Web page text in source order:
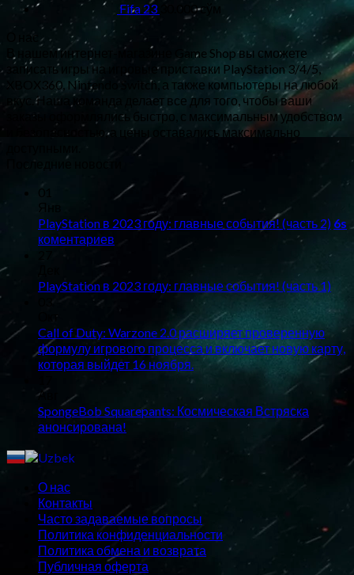
Fifa 23 30.000сўм
О нас
В нашем интернет-магазине Game Shop вы сможете
записать игры на игровые приставки PlayStation 3/4/5,
XBOX360, Nintendo Switch, а также компьютеры на любой
вкус. Наша команда делает все для того, чтобы ваши
заказы оформлялись быстро, с максимальным удобством
и безопасностью, а цены оставались максимально
Последние новости
01
PlayStation в 2023 году: главные события! (часть 2) 6s
коментариев
PlayStation в 2023 году: главные события! (часть 1)
Окт
Call of Duty: Warzone 2.0 расширяет проверенную
формулу игрового процесса и включает новую карту,
которая выйдет 16 ноября.
Авг
SpongeBob Squarepants: Космическая Встряска
анонсирована!
О нас
Контакты
Часто задаваемые вопросы
Политика конфиденциальности
Политика обмена и возврата
Публичная оферта